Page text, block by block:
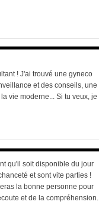
! J'ai trouvé une gyneco
et des conseils, une
vie moderne... Si tu veux, je
qu'il soit disponible du jour
et sont vite parties !
la bonne personne pour
et de la compréhension.